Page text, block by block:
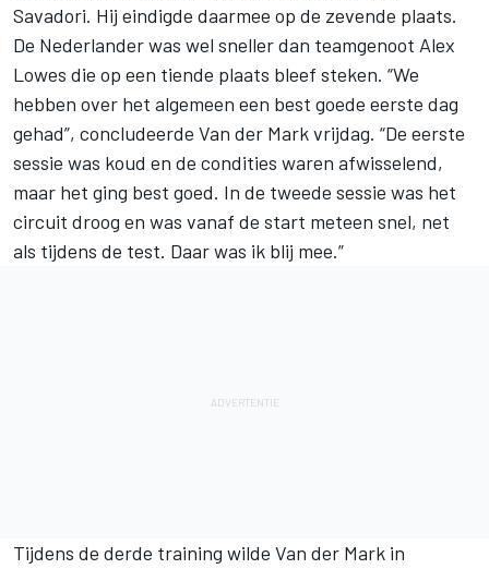
Savadori. Hij eindigde daarmee op de zevende plaats.
De Nederlander was wel sneller dan teamgenoot Alex
Lowes die op een tiende plaats bleef steken. “We
hebben over het algemeen een best goede eerste dag
gehad”, concludeerde Van der Mark vrijdag. “De eerste
sessie was koud en de condities waren afwisselend,
maar het ging best goed. In de tweede sessie was het
circuit droog en was vanaf de start meteen snel, net
als tijdens de test. Daar was ik blij mee.”
Tijdens de derde training wilde Van der Mark in